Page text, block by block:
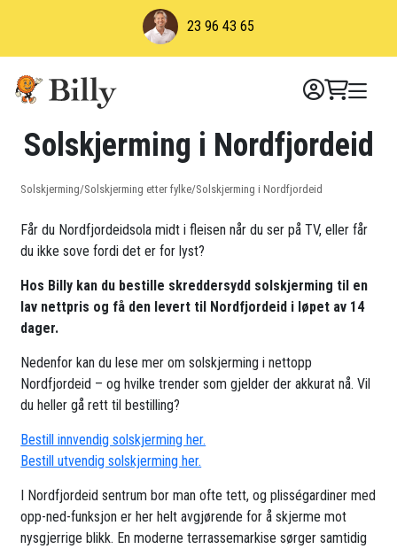
23 96 43 65
Solskjerming i Nordfjordeid
Solskjerming/Solskjerming etter fylke/Solskjerming i Nordfjordeid
Får du Nordfjordeidsola midt i fleisen når du ser på TV, eller får
du ikke sove fordi det er for lyst?
Hos Billy kan du bestille skreddersydd solskjerming til en
lav nettpris og få den levert til Nordfjordeid i løpet av 14
dager.
Nedenfor kan du lese mer om solskjerming i nettopp
Nordfjordeid – og hvilke trender som gjelder der akkurat nå. Vil
du heller gå rett til bestilling?
Bestill innvendig solskjerming her.
Bestill utvendig solskjerming her.
I Nordfjordeid sentrum bor man ofte tett, og plisségardiner med
opp-ned-funksjon er her helt avgjørende for å skjerme mot
nysgjerrige blikk. En moderne terrassemarkise sørger samtidig